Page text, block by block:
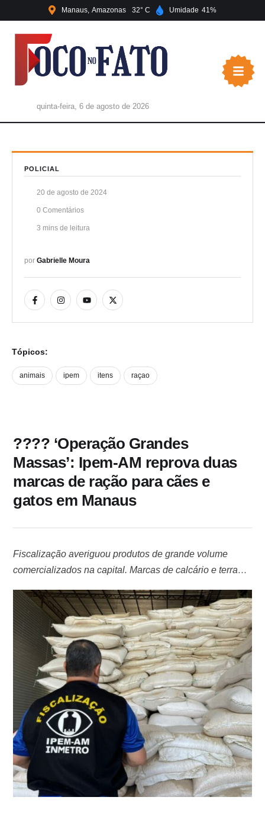
Manaus Amazonas 32 Umidade 41
quinta-feira, 6 de agosto de 2026
POLICIAL
20 de agosto de 2024
0 Comentários
3 mins de leitura
por Gabrielle Moura
Tópicos:
animais ipem itens raçao
???? ‘Operação Grandes
Massas’: Ipem-AM reprova duas
marcas de ração para cães e
gatos em Manaus
Fiscalização averiguou produtos de grande volume
comercializados na capital. Marcas de calcário e terra
ração animal – para cães e gatos – foram reprovadas
durante a operação “Grandes Massas”, deflagrada pelo
Instituto de Pesos e Medidas do Amazonas (Ipem-AM),
no período de 1º a 15 de agosto, no …